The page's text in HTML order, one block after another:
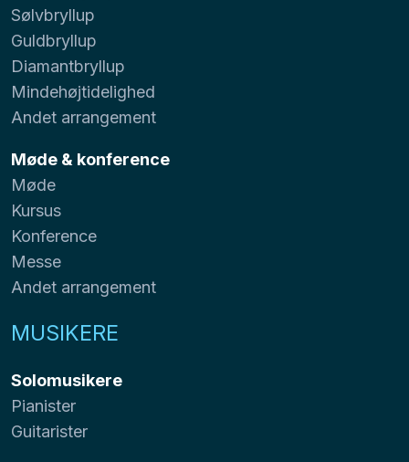
Sølvbryllup
Guldbryllup
Diamantbryllup
Mindehøjtidelighed
Andet arrangement
Møde & konference
Møde
Kursus
Konference
Messe
Andet arrangement
MUSIKERE
Solomusikere
Pianister
Guitarister